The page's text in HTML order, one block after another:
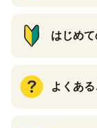
はじめ
よくあ